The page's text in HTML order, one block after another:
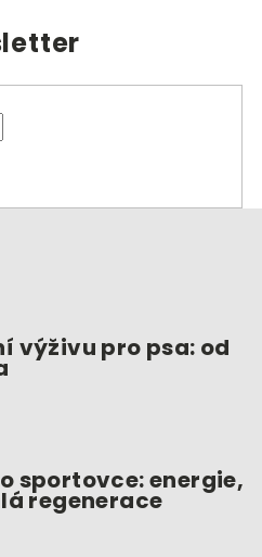
výživu pro psa: od
sportovce: energie,
regenerace